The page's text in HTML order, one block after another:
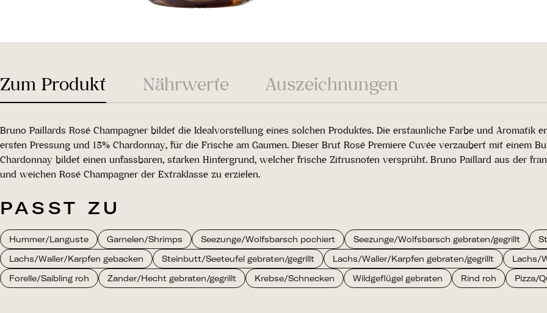
Zum Produkt Nährwerte Auszeichnungen
Bruno Paillards Rosé Champagner bildet die Idealvorstellung eines solchen Produktes. Die erstaunliche Farbe und
ersten Pressung und 15% Chardonnay, für die Frische am Gaumen. Dieser Brut Rosé Premiere Cuvée verzaubert mit einem
Chardonnay bildet einen unfassbaren, starken Hintergrund, welcher frische Zitrusnoten versprüht. Bruno Paillard aus der
und weichen Rosé Champagner der Extraklasse zu erzielen.
PASST ZU
Hummer/Languste Garnelen/Shrimps Seezunge/Wolfsbarsch pochiert Seezunge/Wolfsbarsch gebraten/gegrillt
Lachs/Waller/Karpfen gebacken
Steinbutt/Seeteufel gebraten/gegrillt Lachs/Waller/Karpfen gebraten/gegrillt Lachs/
Forelle/Saibling roh
Zander/Hecht gebraten/gegrillt Krebse/Schnecken Wildgeflügel gebraten Rind roh Pizza/